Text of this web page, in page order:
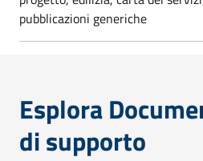
pubblicazioni generiche
Esplora
di supporto